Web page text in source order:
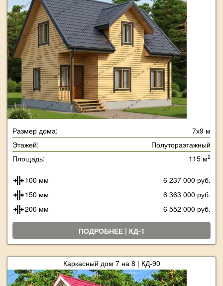
Размер дома:
7х9 м
Этажей:
Полутораэтажный
Площадь:
115 м2
100 мм
6 237 000 руб.
150 мм
6 363 000 руб.
200 мм
6 552 000 руб.
ПОДРОБНЕЕ | КД-1
Каркасный дом 7 на 8 | КД-90